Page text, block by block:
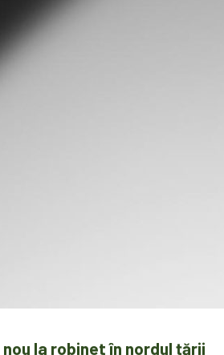
la robinet în nordul țării